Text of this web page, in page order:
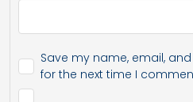
Save my name, email,
for the next time I